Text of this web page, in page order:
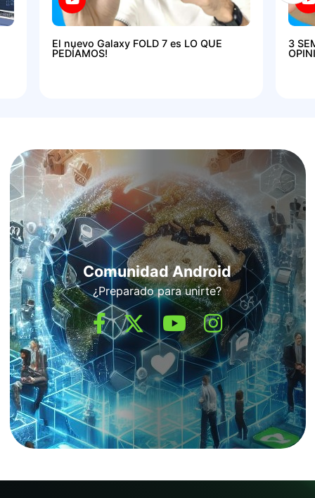
El nuevo Galaxy FOLD 7 es LO QUE
PEDÍAMOS!
3
Comunidad Android
¿Preparado para unirte?